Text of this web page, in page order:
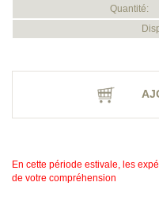
Quantité:
En cette période estivale, les
de votre compréhension